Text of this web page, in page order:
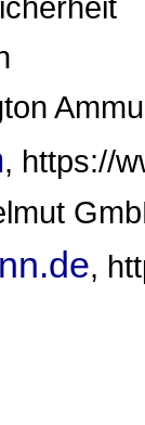
, https://
,